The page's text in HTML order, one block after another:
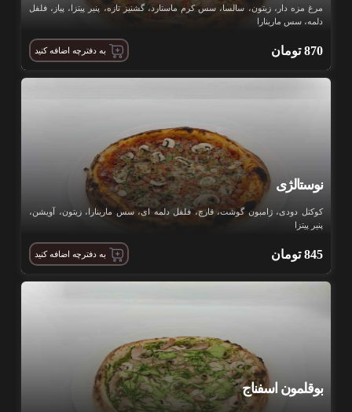
مرغ مزه دار، زیتون، سالسا، سس کرم ماستارد، گشنیز تازه، پنیر پیتزا، پیاز، فلفل
دلمه، سس مارینارا
870 تومان به دفترچه اضافه کنید
نوستالژی
کوکتل دودی، ژامبون گوشت، قارچ، فلفل دلمه ای، سس مارینارا، زیتون، آویشن،
پنیر پیتزا
845 تومان به دفترچه اضافه کنید
بوقلمون اسفناج